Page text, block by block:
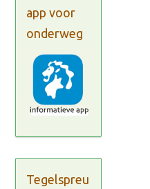
app voor
onderweg
Tegelspreu